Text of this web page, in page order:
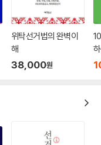
여당 추천 4인, 야당 추천
물씬 받고 있는 것이다.
하기 위해 정치권도 선거
정하고 있다. 민주당에서
구화하고 위원 전원을 민
당론으로 확정해 추진
쟁점들을 다루고 있다
위탁선거법의 완벽이
해
38,000원